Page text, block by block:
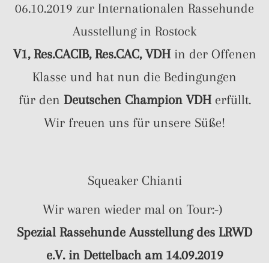
06.10.2019 zur Internationalen Rassehunde
Ausstellung in Rostock
V1, Res.CACIB, Res.CAC, VDHin der Offenen
Klasse und hat nun die Bedingungen
für den Deutschen Champion VDHerfüllt.
Wir freuen uns für unsere Süße!
Squeaker Chianti
Wir waren wieder mal on Tour:-)
Spezial Rassehunde Ausstellung des LRWD
e.V. in Dettelbach am 14.09.2019